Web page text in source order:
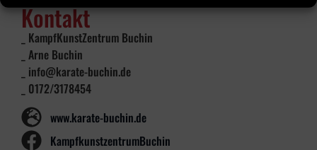
Kontakt
_ KampfKunstZentrum Buchin
_ Arne Buchin
_ info@karate-buchin.de
_ 0172/3178454
www.karate-buchin.de
KampfkunstzentrumBuchin